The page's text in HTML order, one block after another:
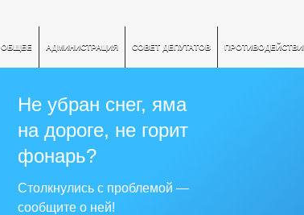
ОБЩЕЕ АДМИНИСТРАЦИЯ СОВЕТ ДЕПУТАТОВ
Не убран снег, яма
на дороге, не горит
фонарь?
Столкнулись с проблемой —
сообщите о ней!